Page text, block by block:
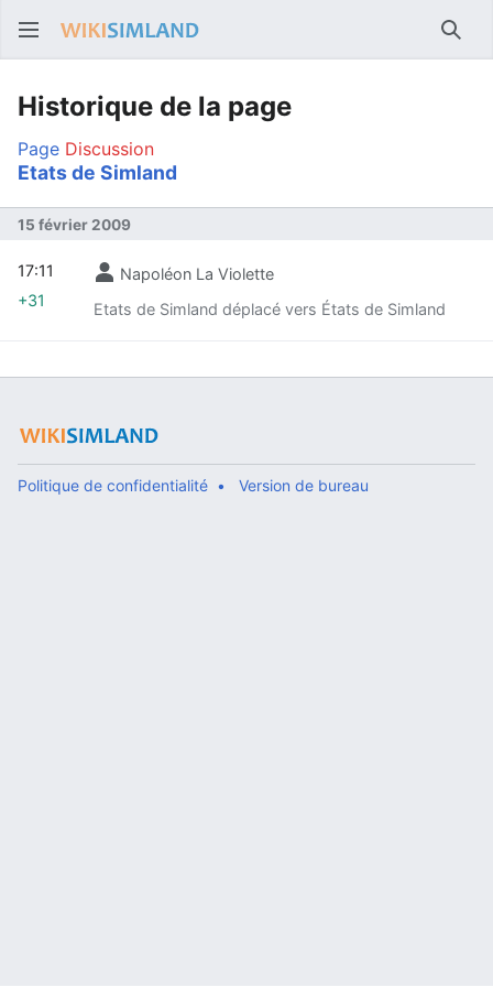
Historique de la page
Page Discussion
Etats de Simland
15 février 2009
Napoléon La Violette
Etats de Simland déplacé vers États de Simland
17:11
+31
Politique de confidentialité Version de bureau